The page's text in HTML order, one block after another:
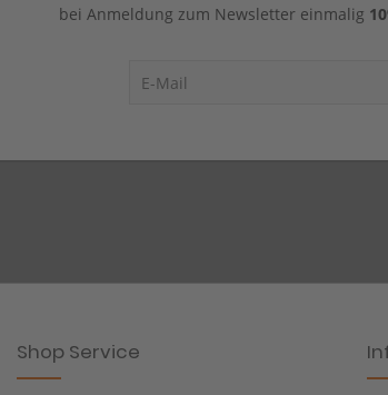
bei Anmeldung zum Newsletter einmalig
Shop Service